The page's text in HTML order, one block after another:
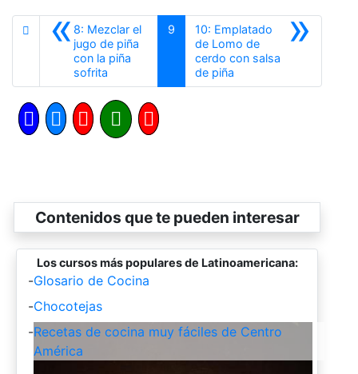
«8: Mezclar el
jugo de piña
con la piña
sofrita
9 »
10: Emplatado
de Lomo de
cerdo con salsa
de piña
Contenidos que te pueden interesar
Los cursos más populares de Latinoamericana:
-Glosario de Cocina
-Chocotejas
-Recetas de cocina muy fáciles de Centro
América